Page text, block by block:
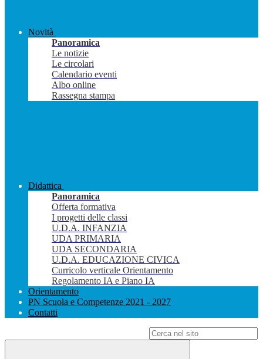
Novità
Panoramica
Le notizie
Le circolari
Calendario eventi
Albo online
Rassegna stampa
Didattica
Panoramica
Offerta formativa
I progetti delle classi
U.D.A. INFANZIA
UDA PRIMARIA
UDA SECONDARIA
U.D.A. EDUCAZIONE CIVICA
Curricolo verticale Orientamento
Regolamento IA e Piano IA
Orientamento
PN Scuola e Competenze 2021 - 2027
Contatti